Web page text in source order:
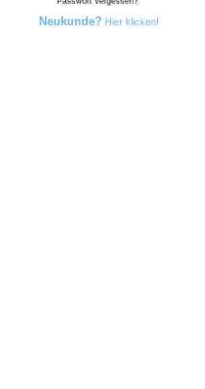
Neukunde? Hier klicken!